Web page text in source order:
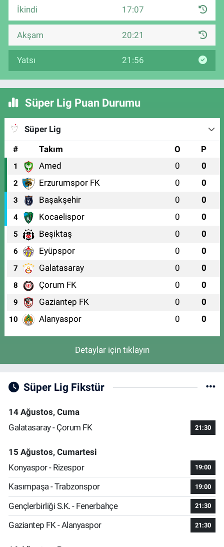
İkindi 17:07
Akşam 20:21
Yatsı 21:56
Süper Lig Puan Durumu
Süper Lig
#
Takım O P
1 Amed 0 0
2 Erzurumspor FK 0 0
3 Başakşehir 0 0
4 Kocaelispor 0 0
5 Beşiktaş 0 0
6 Eyüpspor 0 0
7 Galatasaray 0 0
8 Çorum FK 0 0
9 Gaziantep FK 0 0
10 Alanyaspor 0 0
Detaylar için tıklayın
Süper Lig Fikstür
14 Ağustos, Cuma
Galatasaray - Çorum FK
21:30
15 Ağustos, Cumartesi
Konyaspor - Rizespor
19:00
Kasımpaşa - Trabzonspor 19:00
Gençlerbirliği S.K. - Fenerbahçe 21:30
Gaziantep FK - Alanyaspor 21:30